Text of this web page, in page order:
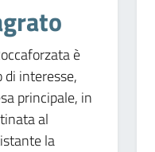
è
interesse,
principale, in
al
la